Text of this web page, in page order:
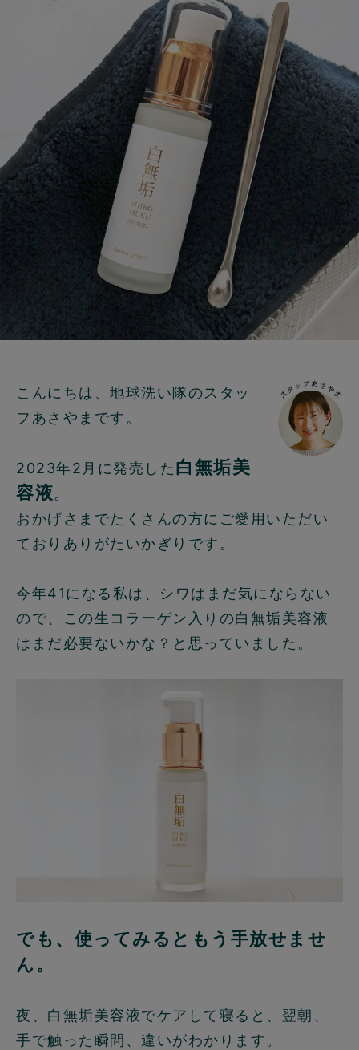
こんにちは、地球洗い隊のスタッ
フあさやまです。
2023年2月に発売した白無垢美
容液。
おかげさまでたくさんの方にご愛用いただい
ておりありがたいかぎりです。
今年41になる私は、シワはまだ気にならない
ので、この生コラーゲン入りの白無垢美容液
はまだ必要ないかな？と思っていました。
でも、使ってみるともう手放せませ
ん。
夜、白無垢美容液でケアして寝ると、翌朝、
手で触った瞬間、違いがわかります。